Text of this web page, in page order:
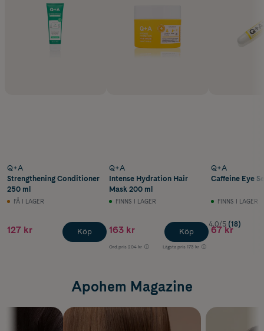
Q+A
Strengthening Conditioner
250 ml
FÅ I LAGER
127 kr Köp
Q+A
Intense Hydration Hair
Mask 200 ml
FINNS I LAGER
163 kr
Ord.pris 204 kr Lägsta pris 173 kr
Köp
Q+A
Caffeine Eye
FINNS I LAGER
4.0/5 (18)
67 kr
Apohem Magazine